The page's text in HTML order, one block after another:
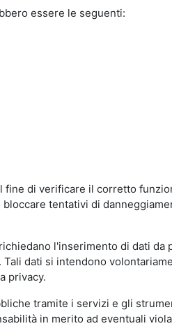
essere le seguenti:
di verificare il corretto
tentativi di
l'inserimento di dati
dati si intendono
privacy.
tramite i servizi e gli
in merito ad eventuali